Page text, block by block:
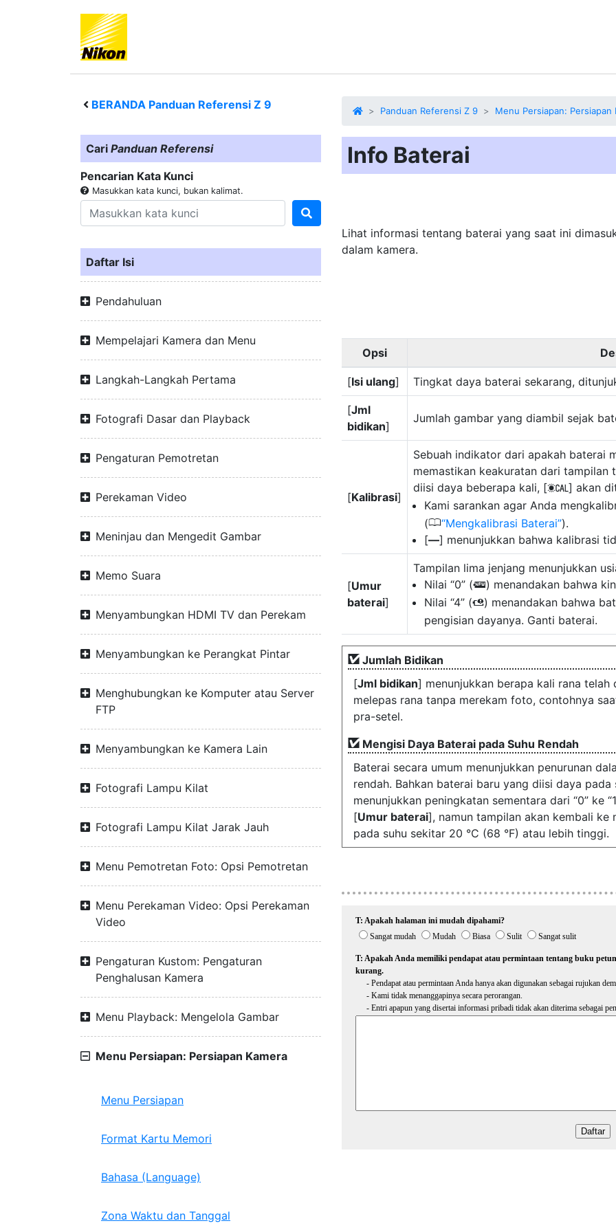
BERANDA Panduan Referensi Z 9
Cari Panduan Referensi
Pencarian Kata Kunci
Masukkan kata kunci, bukan kalimat.
Daftar Isi
Pendahuluan
Mempelajari Kamera dan Menu
Langkah-Langkah Pertama
Fotografi Dasar dan Playback
Pengaturan Pemotretan
Perekaman Video
Meninjau dan Mengedit Gambar
Memo Suara
Menyambungkan HDMI TV dan Perekam
Menyambungkan ke Perangkat Pintar
Menghubungkan ke Komputer atau Server
FTP
Menyambungkan ke Kamera Lain
Fotografi Lampu Kilat
Fotografi Lampu Kilat Jarak Jauh
Menu Pemotretan Foto: Opsi Pemotretan
Menu Perekaman Video: Opsi Perekaman
Video
Pengaturan Kustom: Pengaturan
Penghalusan Kamera
Menu Playback: Mengelola Gambar
Menu Persiapan: Persiapan Kamera
Menu Persiapan
Format Kartu Memori
Bahasa (Language)
Zona Waktu dan Tanggal
Panduan Referensi Z 9 Menu Persiapan: Persiapan
Info Baterai
Lihat informasi tentang baterai yang saat ini
dalam kamera.
Opsi
[Isi ulang] Tingkat daya baterai sekarang,
[Jml
bidikan]
Jumlah gambar yang diambil sejak
[Kalibrasi]
Sebuah indikator dari apakah baterai
memastikan keakuratan dari
diisi daya beberapa kali, [j] akan
Kami sarankan agar Anda
(0 Mengkalibrasi Baterai ).
[––] menunjukkan bahwa kalibrasi
[Umur
baterai]
Tampilan lima jenjang menunjukkan
Nilai “0” (k) menandakan bahwa
Nilai “4” (l) menandakan bahwa
pengisian dayanya. Ganti baterai.
Jumlah Bidikan
[Jml bidikan] menunjukkan berapa kali rana
melepas rana tanpa merekam foto, contohnya
pra-setel.
Mengisi Daya Baterai pada Suhu Rendah
Baterai secara umum menunjukkan penurunan
rendah. Bahkan baterai baru yang diisi daya
menunjukkan peningkatan sementara dari “0” ke
[Umur baterai], namun tampilan akan kembali
pada suhu sekitar 20 °C (68 °F) atau lebih tinggi.